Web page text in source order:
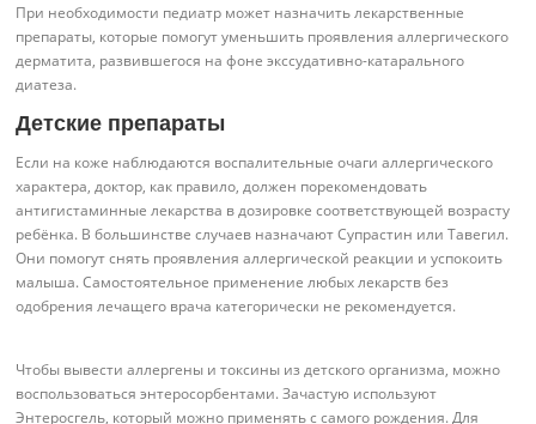
При необходимости педиатр может назначить лекарственные
препараты, которые помогут уменьшить проявления аллергического
дерматита, развившегося на фоне экссудативно-катарального
диатеза.
Детские препараты
Если на коже наблюдаются воспалительные очаги аллергического
характера, доктор, как правило, должен порекомендовать
антигистаминные лекарства в дозировке соответствующей возрасту
ребёнка. В большинстве случаев назначают Супрастин или Тавегил.
Они помогут снять проявления аллергической реакции и успокоить
малыша. Самостоятельное применение любых лекарств без
одобрения лечащего врача категорически не рекомендуется.
Чтобы вывести аллергены и токсины из детского организма, можно
воспользоваться энтеросорбентами. Зачастую используют
Энтеросгель, который можно применять с самого рождения. Для